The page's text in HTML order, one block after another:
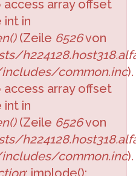
access array offset
int in
(Zeile 6526von
common.inc).
access array offset
int in
(Zeile 6526von
common.inc).